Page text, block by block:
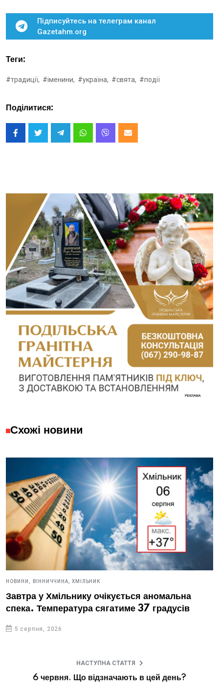
Підписуйтесь на телеграм канал
Gazetahm.org
Теги:
#традиції, #іменини, #україна, #свята, #події
Поділитися:
Схожі новини
НОВИНИ, ВІННИЧЧИНА, ХМІЛЬНИК
Завтра у Хмільнику очікується аномальна
спека. Температура сягатиме 37 градусів
5 серпня, 2026
НАСТУПНА СТАТТЯ
6 червня. Що відзначають в цей день?